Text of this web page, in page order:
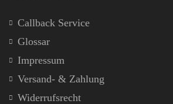
Callback Service
Glossar
Impressum
Versand- & Zahlung
Widerrufsrecht